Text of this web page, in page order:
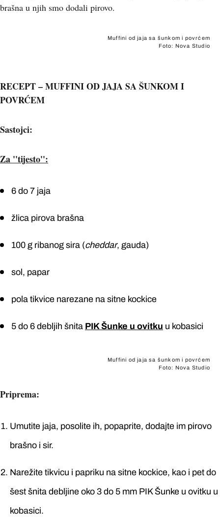
brašna u njih smo dodali pirovo.
Muffini od jaja sa šunkom i povrćem
Foto: Nova Studio
RECEPT – MUFFINI OD JAJA SA ŠUNKOM I
POVRĆEM
Sastojci:
Za ''tijesto'':
6 do 7 jaja
žlica pirova brašna
100 g ribanog sira (cheddar, gauda)
sol, papar
pola tikvice narezane na sitne kockice
5 do 6 debljih šnita PIK Šunke u ovitku u kobasici
Muffini od jaja sa šunkom i povrćem
Foto: Nova Studio
Priprema:
Umutite jaja, posolite ih, popaprite, dodajte im pirovo
brašno i sir.
Narežite tikvicu i papriku na sitne kockice, kao i pet do
šest šnita debljine oko 3 do 5 mm PIK Šunke u ovitku u
kobasici.